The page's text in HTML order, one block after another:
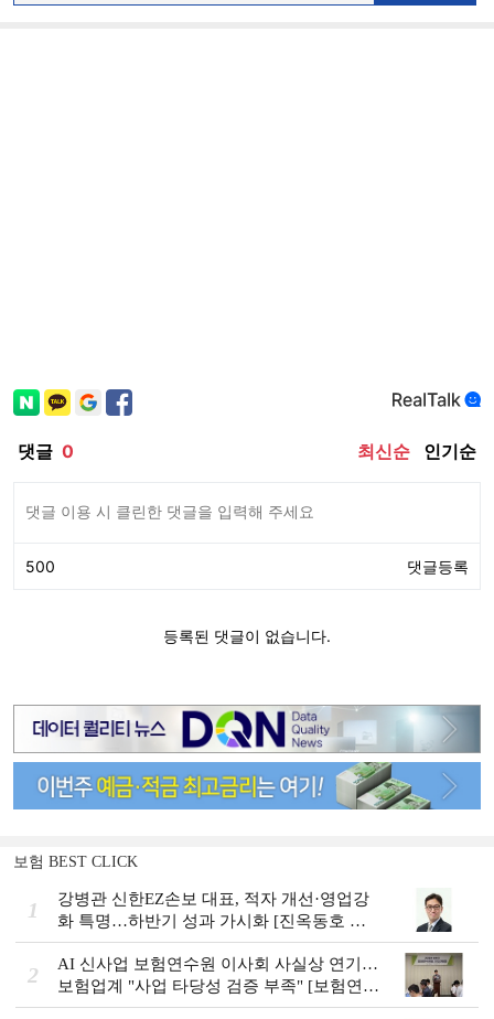
보험 BEST CLICK
1
강병관 신한EZ손보 대표, 적자 개선·영업강
화 특명…하반기 성과 가시화 [진옥동호 신
한금융, 부스트업 점검]
2
AI 신사업 보험연수원 이사회 사실상 연기…
보험업계 "사업 타당성 검증 부족" [보험연수
원 AI사업 논란]